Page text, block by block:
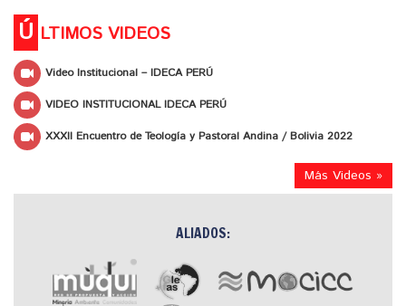
Ú LTIMOS VIDEOS
Video Institucional – IDECA PERÚ
VIDEO INSTITUCIONAL IDECA PERÚ
XXXII Encuentro de Teología y Pastoral Andina / Bolivia 2022
Más Videos »
ALIADOS: